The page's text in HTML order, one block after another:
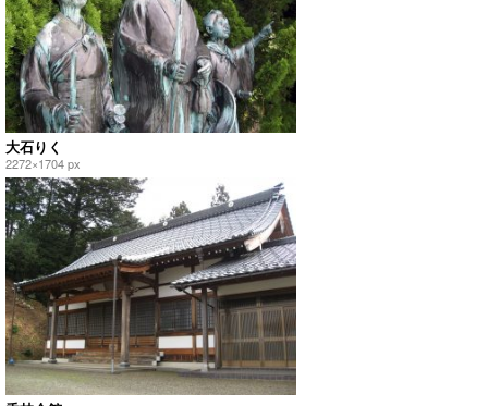
大石りく
2272×1704 px